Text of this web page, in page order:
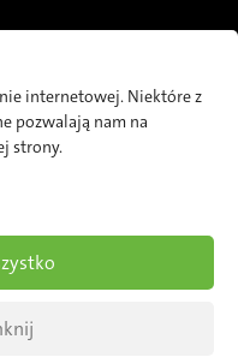
jeszcze
przyjaznego dla
internetowej. Niektóre z
pozwalają nam na
strony.